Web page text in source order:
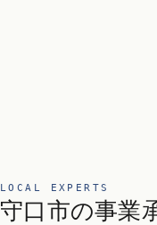
LOCAL EXPERTS
守口市の事業